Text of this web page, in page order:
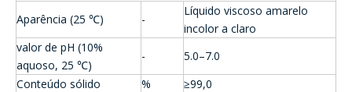
Aparência (25 ℃) -
Líquido viscoso amarelo
incolor a claro
valor de pH (10%
aquoso, 25 ℃)
-
5.0–7.0
Conteúdo sólido
%
≥99,0